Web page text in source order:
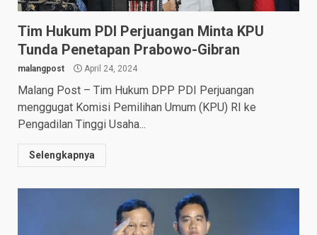
Tim Hukum PDI Perjuangan Minta KPU
Tunda Penetapan Prabowo-Gibran
malangpost April 24, 2024
Malang Post – Tim Hukum DPP PDI Perjuangan
menggugat Komisi Pemilihan Umum (KPU) RI ke
Pengadilan Tinggi Usaha...
Selengkapnya